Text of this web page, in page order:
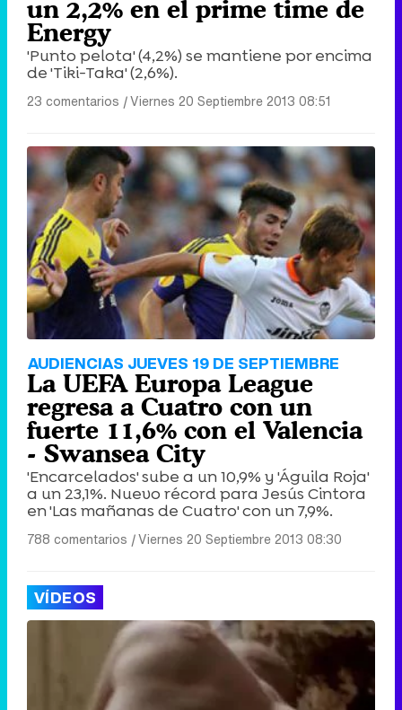
un 2,2% en el prime time de
Energy
'Punto pelota' (4,2%) se mantiene por encima
de 'Tiki-Taka' (2,6%).
23 comentarios |Viernes 20 Septiembre 2013 08:51
AUDIENCIAS JUEVES 19 DE SEPTIEMBRE
La UEFA Europa League
regresa a Cuatro con un
fuerte 11,6% con el Valencia
- Swansea City
'Encarcelados' sube a un 10,9% y 'Águila Roja'
a un 23,1%. Nuevo récord para Jesús Cintora
en 'Las mañanas de Cuatro' con un 7,9%.
788 comentarios |Viernes 20 Septiembre 2013 08:30
VÍDEOS